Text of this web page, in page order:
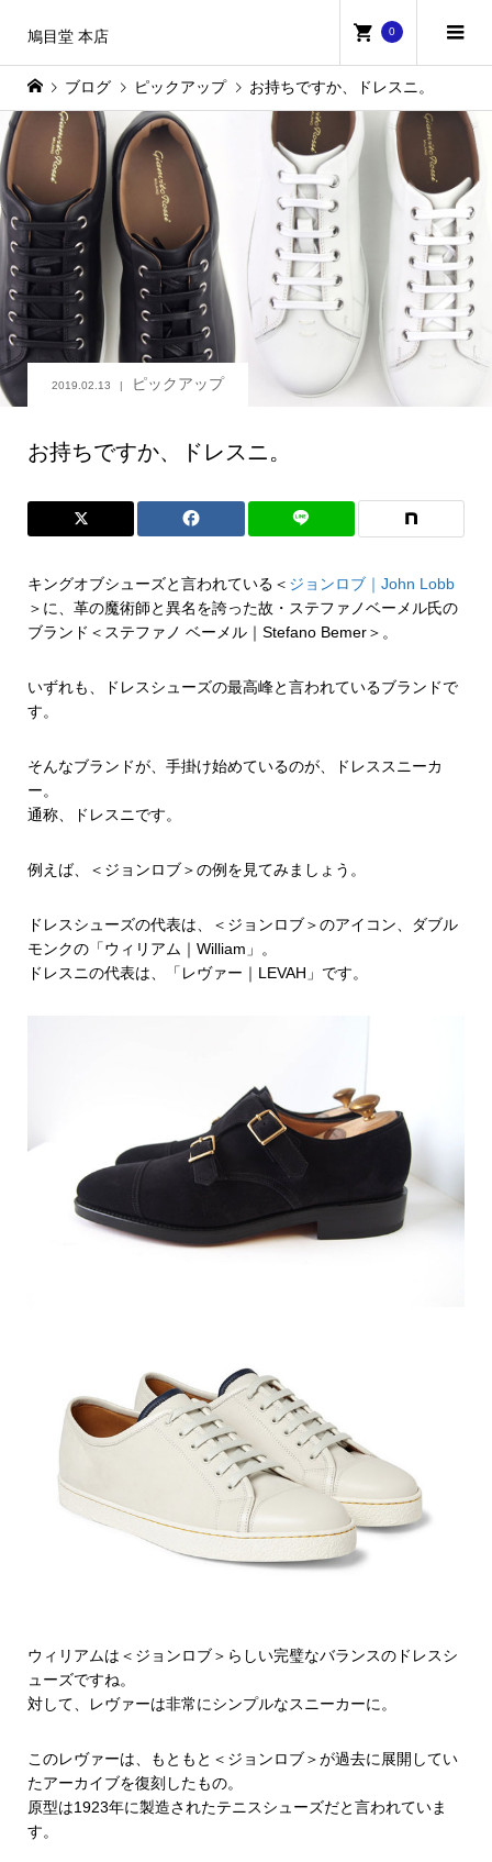
鳩目堂 本店 0
ブログ ピックアップ お持ちですか、ドレスニ。
2019.02.13 ピックアップ
お持ちですか、ドレスニ。
キングオブシューズと言われている＜ ジョンロブ｜John Lobb
＞に、革の魔術師と異名を誇った故・ステファノベーメル氏の
ブランド＜ステファノ ベーメル｜Stefano Bemer＞。
いずれも、ドレスシューズの最高峰と言われているブランドで
す。
そんなブランドが、手掛け始めているのが、ドレススニーカ
ー。
通称、ドレスニです。
例えば、＜ジョンロブ＞の例を見てみましょう。
ドレスシューズの代表は、＜ジョンロブ＞のアイコン、ダブル
モンクの「ウィリアム｜William」。
ドレスニの代表は、「レヴァー｜LEVAH」です。
ウィリアムは＜ジョンロブ＞らしい完璧なバランスのドレスシ
ューズですね。
対して、レヴァーは非常にシンプルなスニーカーに。
このレヴァーは、もともと＜ジョンロブ＞が過去に展開してい
たアーカイブを復刻したもの。
原型は1923年に製造されたテニスシューズだと言われていま
す。